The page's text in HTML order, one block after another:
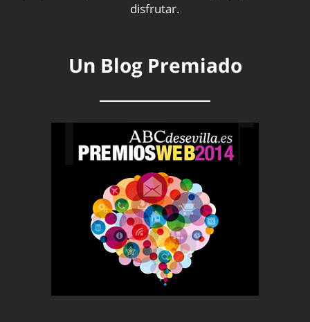
disfrutar.
Un Blog Premiado